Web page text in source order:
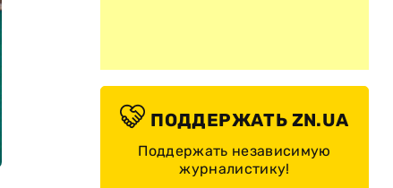
ПОДДЕРЖАТЬ ZN.UA
Поддержать независимую
журналистику!